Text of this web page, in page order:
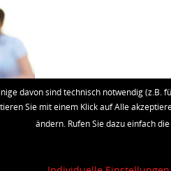
davon sind technisch notwendig
Sie mit einem Klick auf Alle
ändern. Rufen Sie dazu einfach